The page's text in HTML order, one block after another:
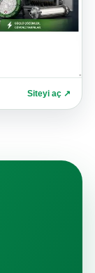
Siteyi aç ↗